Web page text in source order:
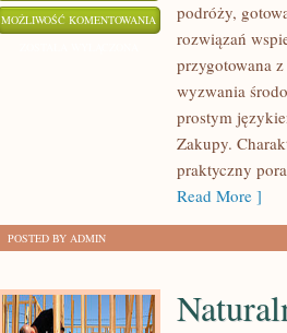
MOŻLIWOŚĆ KOMENTOWANIA EKOLOGIA
podróży,
rozwiązań
przygotowana
wyzwania
prostym
Zakupy.
praktyczny
Read More ]
POSTED BY ADMIN